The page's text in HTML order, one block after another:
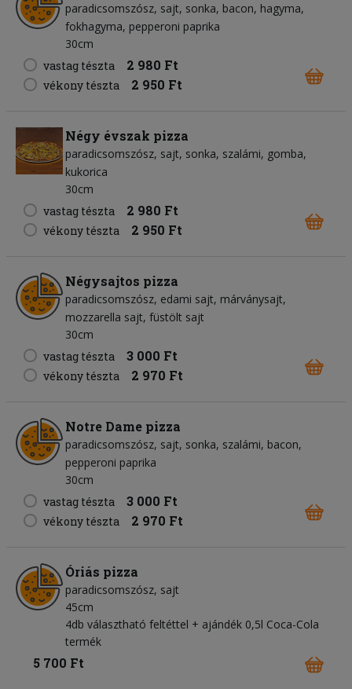
paradicsomszósz sajt sonka bacon hagyma
fokhagyma pepperoni paprika
30cm
vastag tészta
2 980 Ft
vékony tészta 2 950 Ft
Négy évszak pizza
paradicsomszósz sajt sonka szalámi gomba
kukorica
30cm
vastag tészta
2 980 Ft
vékony tészta 2 950 Ft
Négysajtos pizza
paradicsomszósz edami sajt márványsajt
mozzarella sajt füstölt sajt
30cm
vastag tészta
3 000 Ft
vékony tészta 2 970 Ft
Notre Dame pizza
paradicsomszósz sajt sonka szalámi bacon
pepperoni paprika
30cm
vastag tészta
3 000 Ft
vékony tészta 2 970 Ft
Óriás pizza
paradicsomszósz sajt
45cm
4db választható feltéttel + ajándék 0,5l Coca-Cola
termék
5 700 Ft